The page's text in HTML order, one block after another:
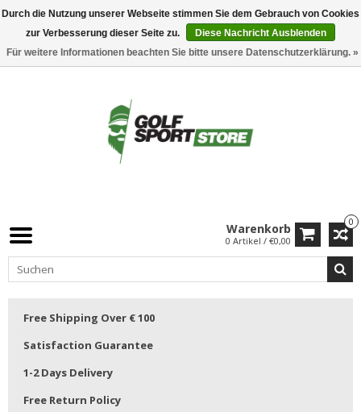
0
Warenkorb
0 Artikel / €0,00
Free Shipping Over € 100
Satisfaction Guarantee
1-2 Days Delivery
Free Return Policy
Durch die Nutzung unserer Webseite stimmen Sie dem Gebrauch von Cookies
zur Verbesserung dieser Seite zu.
Diese Nachricht Ausblenden
Für weitere Informationen beachten Sie bitte unsere Datenschutzerklärung. »